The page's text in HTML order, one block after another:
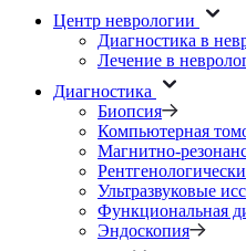
Центр неврологии
Диагностика в
Лечение в
Диагностика
Биопсия
Компьютерная
Магнитно-
Ультразвуковые
Функциональная
Эндоскопия